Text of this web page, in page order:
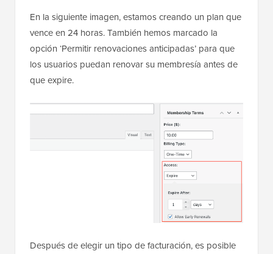
En la siguiente imagen, estamos creando un plan que
vence en 24 horas. También hemos marcado la
opción ‘Permitir renovaciones anticipadas’ para que
los usuarios puedan renovar su membresía antes de
que expire.
Después de elegir un tipo de facturación, es posible